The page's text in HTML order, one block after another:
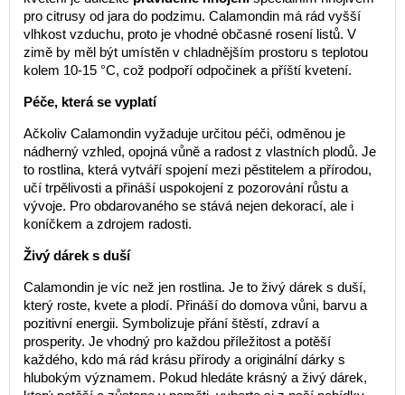
pro citrusy od jara do podzimu. Calamondin má rád vyšší
vlhkost vzduchu, proto je vhodné občasné rosení listů. V
zimě by měl být umístěn v chladnějším prostoru s teplotou
kolem 10-15 °C, což podpoří odpočinek a příští kvetení.
Péče, která se vyplatí
Ačkoliv Calamondin vyžaduje určitou péči, odměnou je
nádherný vzhled, opojná vůně a radost z vlastních plodů. Je
to rostlina, která vytváří spojení mezi pěstitelem a přírodou,
učí trpělivosti a přináší uspokojení z pozorování růstu a
vývoje. Pro obdarovaného se stává nejen dekorací, ale i
koníčkem a zdrojem radosti.
Živý dárek s duší
Calamondin je víc než jen rostlina. Je to živý dárek s duší,
který roste, kvete a plodí. Přináší do domova vůni, barvu a
pozitivní energii. Symbolizuje přání štěstí, zdraví a
prosperity. Je vhodný pro každou příležitost a potěší
každého, kdo má rád krásu přírody a originální dárky s
hlubokým významem. Pokud hledáte krásný a živý dárek,